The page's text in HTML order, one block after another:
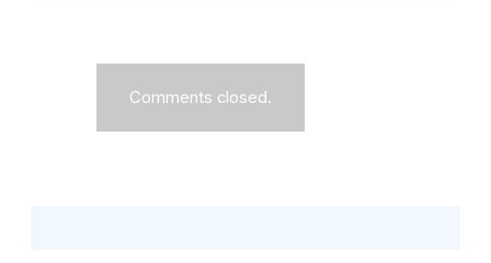
Comments closed.